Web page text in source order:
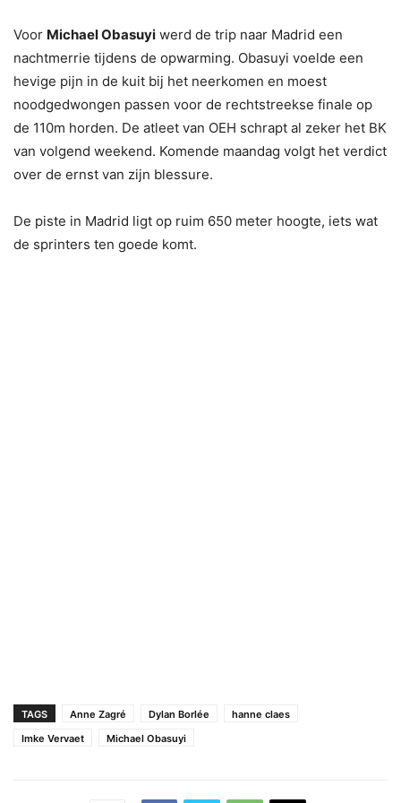
Voor Michael Obasuyi werd de trip naar Madrid een
nachtmerrie tijdens de opwarming. Obasuyi voelde een
hevige pijn in de kuit bij het neerkomen en moest
noodgedwongen passen voor de rechtstreekse finale op
de 110m horden. De atleet van OEH schrapt al zeker het BK
van volgend weekend. Komende maandag volgt het verdict
over de ernst van zijn blessure.
De piste in Madrid ligt op ruim 650 meter hoogte, iets wat
de sprinters ten goede komt.
TAGS Anne Zagré Dylan Borlée
hanne claes
Imke Vervaet
Michael Obasuyi